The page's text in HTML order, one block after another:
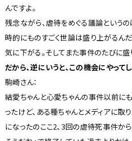
んですよ。
残念ながら、虐待をめぐる議論という
時的にものすごく世論は盛り上がるん
気に下がる。そしてまた事件のたびに盛
だから、逆にいうと、この機会にやって
駒崎さん：
結愛ちゃんと心愛ちゃんの事件以前に
ったけど、ある種ちゃんとメディアに取
になったのここ2、3回の虐待死事件か